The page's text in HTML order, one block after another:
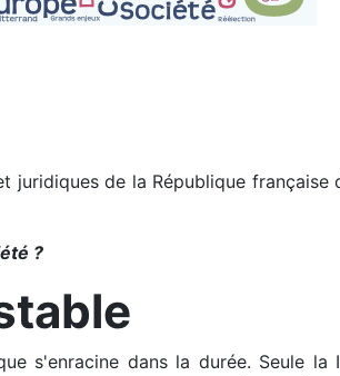
de la République française
?
s'enracine dans la durée. Seule la